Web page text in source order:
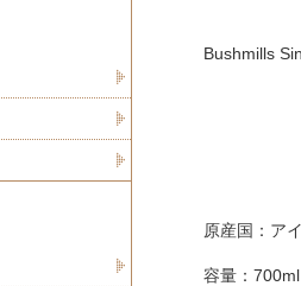
Bushmills
原産国：ア
容量：700ml